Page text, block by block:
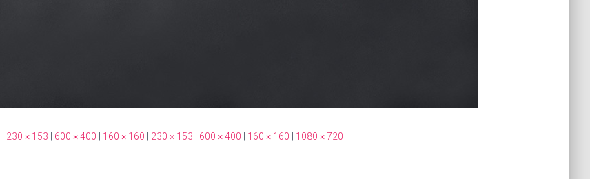
230 × 153 600 × 400 160 × 160 230 × 153 600 × 400 160 × 160 1080 × 720